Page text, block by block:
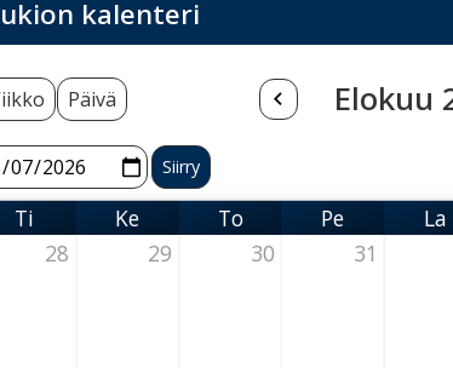
kalenteri
Päivä Elokuu
Ti
Tiistai
Ke
Keskiviikko
To
Torstai
Pe
Perjantai
La
28
29
30
31